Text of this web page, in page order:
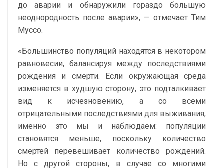
до аварии и обнаружили гораздо большую
неоднородность после аварии», — отмечает Тим
Муссо.
«Большинство популяций находятся в некотором
равновесии, балансируя между последствиями
рождения и смерти. Если окружающая среда
изменяется в худшую сторону, это подталкивает
вид к исчезновению, а со всеми
отрицательными последствиями для выживания,
именно это мы и наблюдаем: популяции
становятся меньше, поскольку количество
смертей перевешивает количество рождений.
Но с другой стороны, в случае со многими